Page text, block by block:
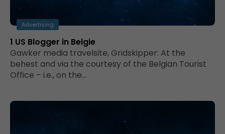
Advertising
1 US Blogger in Belgie
Gawker media travelsite, Gridskipper: At the
behest and via the courtesy of the Belgian Tourist
Office – i.e., on the…